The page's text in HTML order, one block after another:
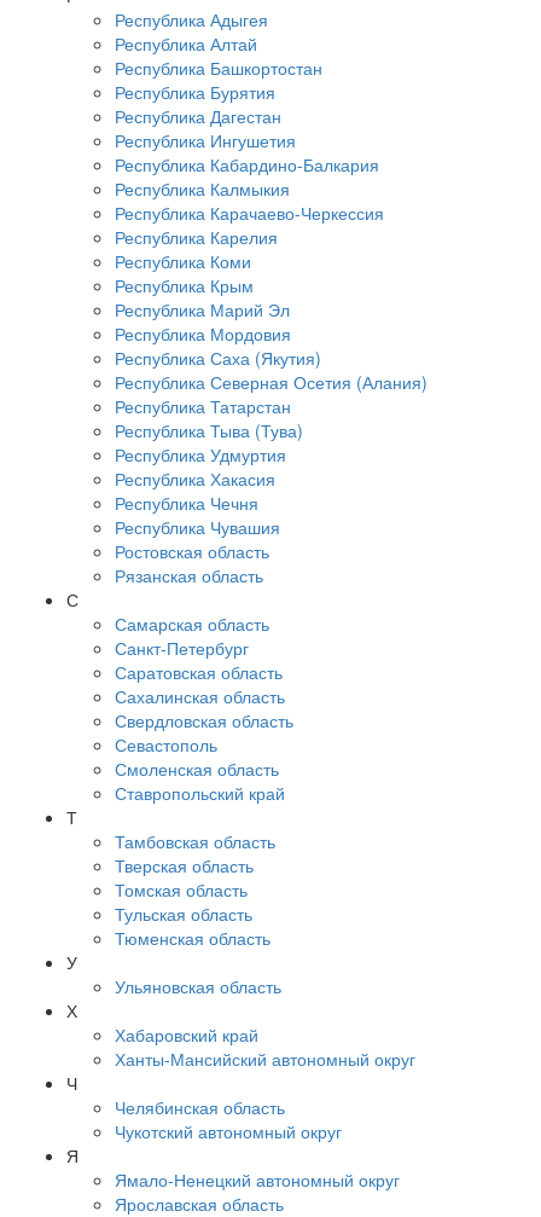
Республика Адыгея
Республика Алтай
Республика Башкортостан
Республика Бурятия
Республика Дагестан
Республика Ингушетия
Республика Кабардино-Балкария
Республика Калмыкия
Республика Карачаево-Черкессия
Республика Карелия
Республика Коми
Республика Крым
Республика Марий Эл
Республика Мордовия
Республика Саха (Якутия)
Республика Северная Осетия (Алания)
Республика Татарстан
Республика Тыва (Тува)
Республика Удмуртия
Республика Хакасия
Республика Чечня
Республика Чувашия
Ростовская область
Рязанская область
С
Самарская область
Санкт-Петербург
Саратовская область
Сахалинская область
Свердловская область
Севастополь
Смоленская область
Ставропольский край
Т
Тамбовская область
Тверская область
Томская область
Тульская область
Тюменская область
У
Ульяновская область
Х
Хабаровский край
Ханты-Мансийский автономный округ
Ч
Челябинская область
Чукотский автономный округ
Я
Ямало-Ненецкий автономный округ
Ярославская область